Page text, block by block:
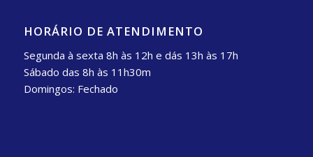
HORÁRIO DE ATENDIMENTO
Segunda à sexta 8h às 12h e dás 13h às 17h
Sábado das 8h às 11h30m
Domingos: Fechado